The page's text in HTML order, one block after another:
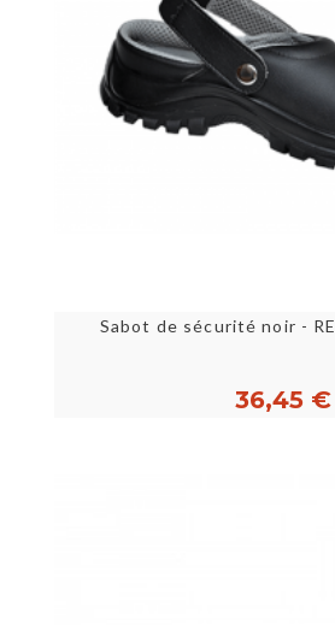
Sabot de sécurité noir -
36,45 €